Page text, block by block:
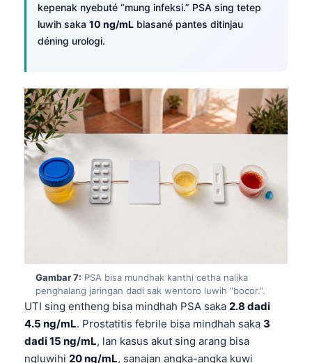
kepenak nyebuté “mung infeksi.” PSA sing tetep
luwih saka 10 ng/mL biasané pantes ditinjau
déning urologi.
Gambar 7: PSA bisa mundhak kanthi cetha nalika
penghalang jaringan dadi sak wentoro luwih “bocor.”.
UTI sing entheng bisa mindhah PSA saka 2.8 dadi
4.5 ng/mL. Prostatitis febrile bisa mindhah saka 3
dadi 15 ng/mL, lan kasus akut sing arang bisa
ngluwihi 20 ng/mL, sanajan angka-angka kuwi
አማርኛ
Українська
O‘zbekcha
Català
Қазақ тілі
Hrvatski
Slovenčina
پښتو
سنڌي
සිංහල
Latviešu valoda
Македонски јазик